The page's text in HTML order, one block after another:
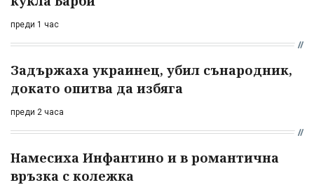
преди 1 час
Задържаха украинец, убил сънародник,
докато опитва да избяга
преди 2 часа
Намесиха Инфантино и в романтична
връзка с колежка